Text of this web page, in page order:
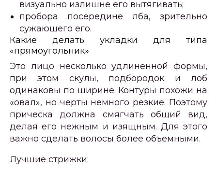
визуально излишне его вытягивать;
пробора посередине лба, зрительно
сужающего его.
Какие делать укладки для типа
«прямоугольник»
Это лицо несколько удлиненной формы,
при этом скулы, подбородок и лоб
одинаковы по ширине. Контуры похожи на
«овал», но черты немного резкие. Поэтому
прическа должна смягчать общий вид,
делая его нежным и изящным. Для этого
важно сделать волосы более объемными.
Лучшие стрижки: